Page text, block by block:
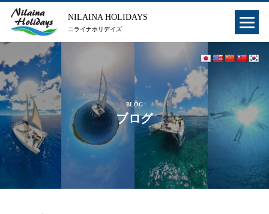
NILAINA HOLIDAYS
ニライナホリデイズ
BLOG
ブログ